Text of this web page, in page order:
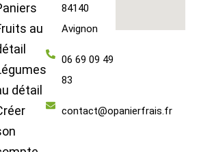
au
détail
84140
Avignon
06 69 09 49
83
contact@opanierfrais.fr